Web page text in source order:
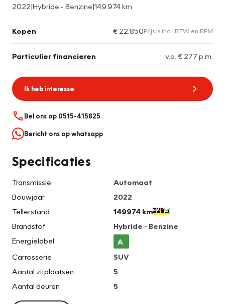
2022|Hybride - Benzine|149.974 km
Kopen € 22.850Prijs is incl. BTW en BPM
Particulier financieren v.a. € 277 p.m.
Ik heb interesse
Bel ons op 0515-415825
Bericht ons op whatsapp
Specificaties
Transmissie
Automaat
Bouwjaar
2022
Tellerstand
149974 km
Brandstof
Hybride - Benzine
Energielabel
A
Carrosserie
SUV
Aantal zitplaatsen
5
Aantal deuren
5